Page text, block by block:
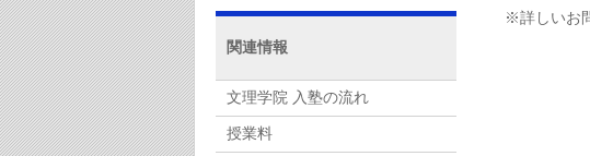
※詳しいお
関連情報
文理学院 入塾の流れ
授業料